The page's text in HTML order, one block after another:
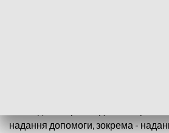
надання допомоги, зокрема -